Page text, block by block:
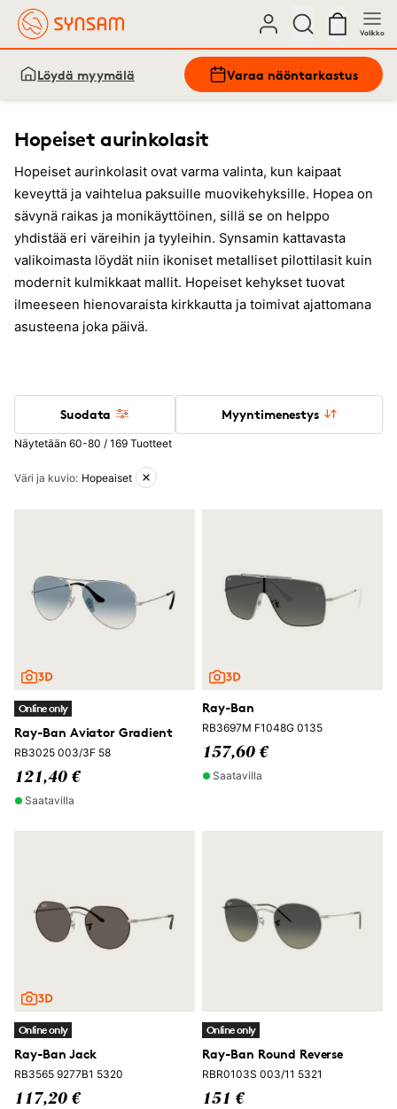
Valikko
Löydä myymälä Varaa näöntarkastus
Hopeiset aurinkolasit
Hopeiset aurinkolasit ovat varma valinta, kun kaipaat
keveyttä ja vaihtelua paksuille muovikehyksille. Hopea on
sävynä raikas ja monikäyttöinen, sillä se on helppo
yhdistää eri väreihin ja tyyleihin. Synsamin kattavasta
valikoimasta löydät niin ikoniset metalliset pilottilasit kuin
modernit kulmikkaat mallit. Hopeiset kehykset tuovat
ilmeeseen hienovaraista kirkkautta ja toimivat ajattomana
asusteena joka päivä.
Suodata Myyntimenestys
Näytetään 60-80 / 169 Tuotteet
Aktiiviset suodattimet
Väri ja kuvio: Hopeaiset
Online only
Ray-Ban Aviator Gradient
RB3025 003/3F 58
121,40 €
Saatavilla
Ray-Ban
RB3697M F1048G 0135
157,60 €
Saatavilla
Online only
Ray-Ban Jack
RB3565 9277B1 5320
117,20 €
Online only
Ray-Ban Round Reverse
RBR0103S 003/11 5321
151 €